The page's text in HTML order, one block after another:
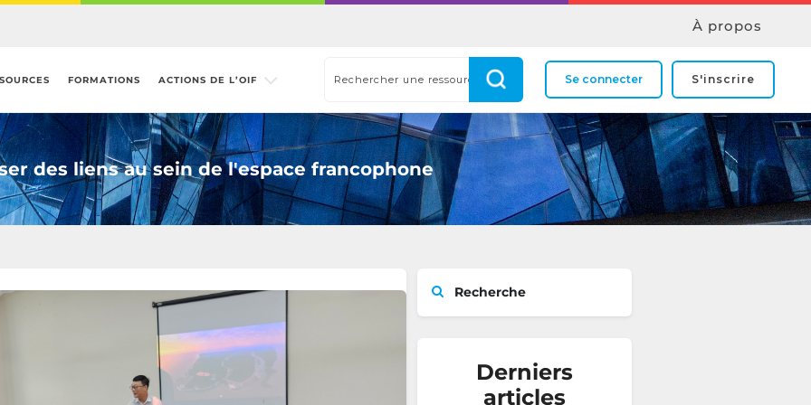
À propos
FORMATIONS ACTIONS DE L’OIF Se connecter S'inscrire
des liens au sein de l'espace francophone
Recherche
Derniers
articles